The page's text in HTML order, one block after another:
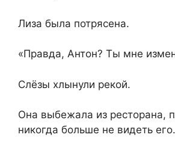
Лиза была потрясена.
«Правда, Антон? Ты мне
Слёзы хлынули рекой.
Она выбежала из ресторана,
никогда больше не видеть его.